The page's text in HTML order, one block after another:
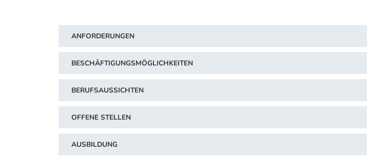
ANFORDERUNGEN
BESCHÄFTIGUNGSMÖGLICHKEITEN
BERUFSAUSSICHTEN
OFFENE STELLEN
AUSBILDUNG